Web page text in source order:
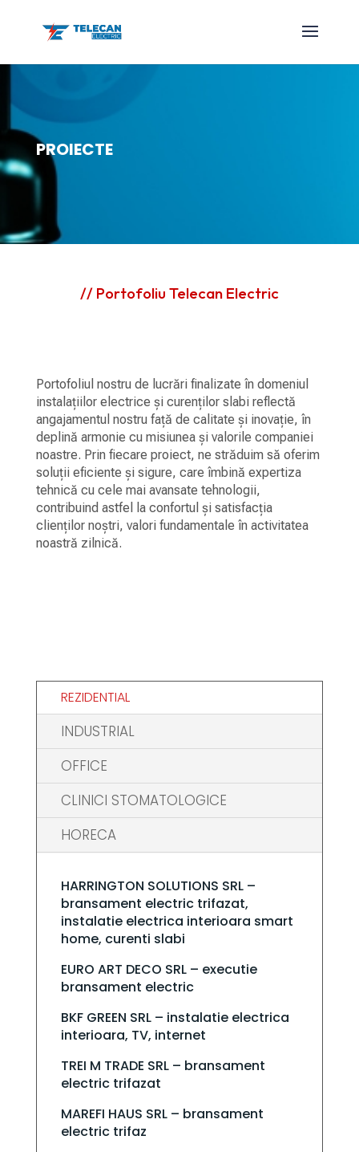
PROIECTE
// Portofoliu Telecan Electric
Portofoliul nostru de lucrări finalizate în domeniul
instalațiilor electrice și curenților slabi reflectă
angajamentul nostru față de calitate și inovație, în
deplină armonie cu misiunea și valorile companiei
noastre. Prin fiecare proiect, ne străduim să oferim
soluții eficiente și sigure, care îmbină expertiza
tehnică cu cele mai avansate tehnologii,
contribuind astfel la confortul și satisfacția
clienților noștri, valori fundamentale în activitatea
noastră zilnică.
REZIDENTIAL
INDUSTRIAL
OFFICE
CLINICI STOMATOLOGICE
HORECA
HARRINGTON SOLUTIONS SRL –
bransament electric trifazat,
instalatie electrica interioara smart
home, curenti slabi
EURO ART DECO SRL – executie
bransament electric
BKF GREEN SRL – instalatie electrica
interioara, TV, internet
TREI M TRADE SRL – bransament
electric trifazat
MAREFI HAUS SRL – bransament
electric trifaz